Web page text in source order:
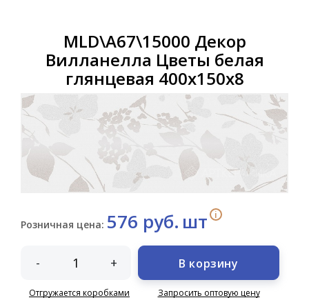
MLD\A67\15000 Декор
Вилланелла Цветы белая
глянцевая 400х150х8
Розничная цена: 576 руб. шт i
- +
Отгружается коробками
В корзину
Запросить оптовую цену